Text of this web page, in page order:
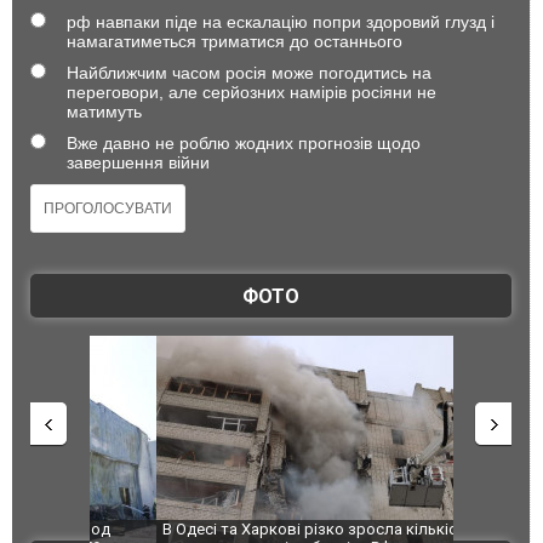
рф навпаки піде на ескалацію попри здоровий глузд і
намагатиметься триматися до останнього
Найближчим часом росія може погодитись на
переговори, але серйозних намірів росіяни не
матимуть
Вже давно не роблю жодних прогнозів щодо
завершення війни
ФОТО
В Одесі та Харкові різко зросла кількість
Ворог